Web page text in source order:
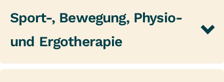
Sport-, Bewegung, Physio-
und Ergotherapie
Die körperlich aktive Therapie